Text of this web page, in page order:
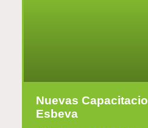
Nuevas
Esbeva